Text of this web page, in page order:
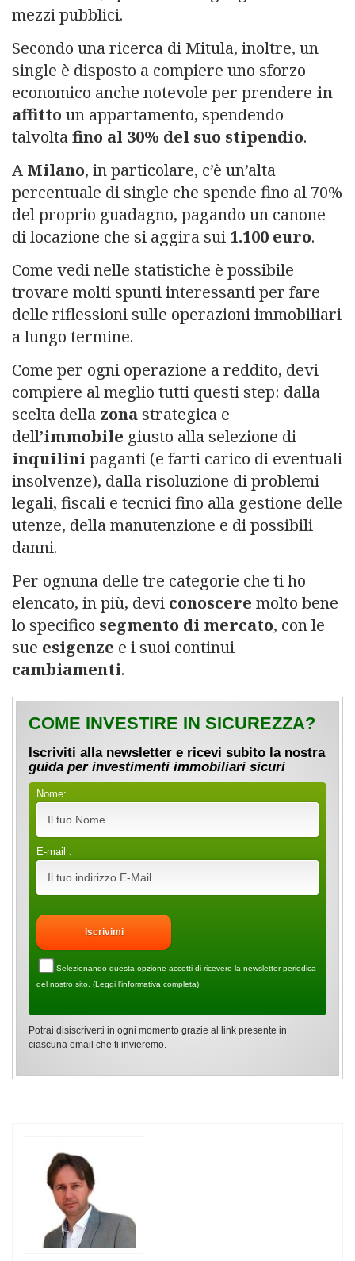
mezzi pubblici.
Secondo una ricerca di Mitula, inoltre, un
single è disposto a compiere uno sforzo
economico anche notevole per prendere in
affitto un appartamento, spendendo
talvoltafino al 30% del suo stipendio.
A Milano, in particolare, c’è un’alta
percentuale di single che spende fino al 70%
del proprio guadagno, pagando un canone
di locazione che si aggira sui 1.100 euro.
Come vedi nelle statistiche è possibile
trovare molti spunti interessanti per fare
delle riflessioni sulle operazioni immobiliari
a lungo termine.
Come per ogni operazione a reddito, devi
compiere al meglio tutti questi step: dalla
scelta della zonastrategica e
dell’immobile giusto alla selezione di
inquilini paganti (e farti carico di eventuali
insolvenze), dalla risoluzione di problemi
legali, fiscali e tecnici fino alla gestione delle
utenze, della manutenzione e di possibili
danni.
Per ognuna delle tre categorie che ti ho
elencato, in più, devi conoscere molto bene
lo specifico segmento di mercato, con le
sue esigenze e i suoi continui
cambiamenti.
COME INVESTIRE IN SICUREZZA?
Iscriviti alla newsletter e ricevi subito la nostra
guida per investimenti immobiliari sicuri
Nome:
E-mail :
Selezionando questa opzione accetti di ricevere la newsletter periodica
del nostro sito. (Leggil'informativa completa)
Potrai disiscriverti in ogni momento grazie al link presente in
ciascuna email che ti invieremo.